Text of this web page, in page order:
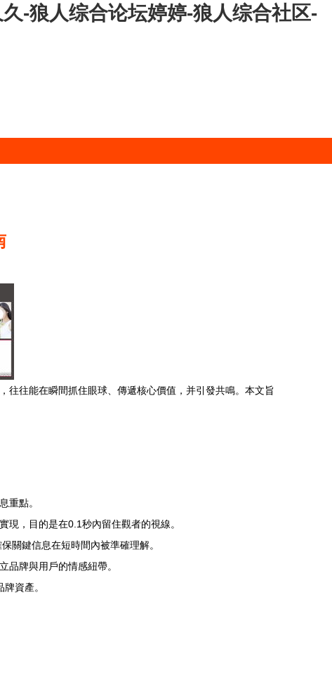
-狼人综合论坛婷婷-狼人综合社区-
往往能在瞬間抓住眼球、傳遞核心價值，并引發共鳴。本文旨
重點。
現，目的是在0.1秒內留住觀者的視線。
關鍵信息在短時間內被準確理解。
品牌與用戶的情感紐帶。
資產。